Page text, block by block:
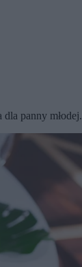
panny młodej.